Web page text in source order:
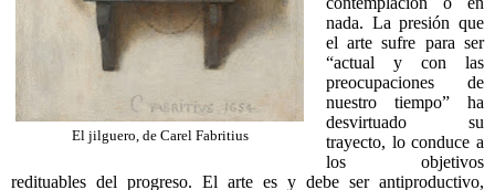
El jilguero, de Carel Fabritius
nada. La presión que
el arte sufre para ser
“actual y con las
preocupaciones de
nuestro tiempo” ha
desvirtuado su
trayecto, lo conduce a
los objetivos
redituables del progreso. El arte es y debe ser antiproductivo,